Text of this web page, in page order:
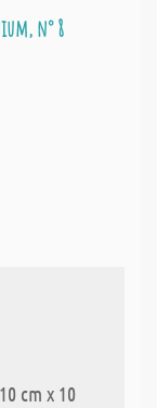
n° 8
cm x 10